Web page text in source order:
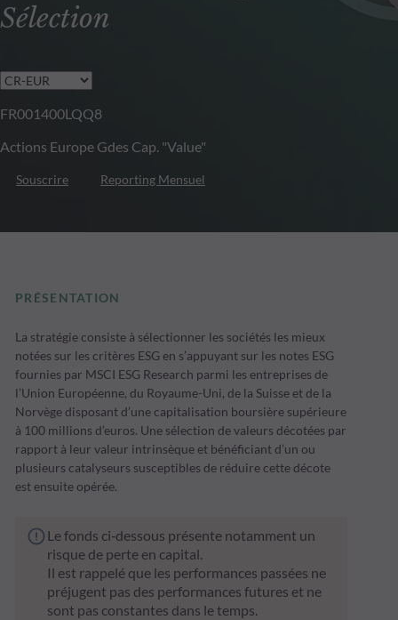
Sélection
FR001400LQQ8
Actions Europe Gdes Cap. "Value"
Souscrire Reporting Mensuel
PRÉSENTATION
La stratégie consiste à sélectionner les sociétés les mieux
notées sur les critères ESG en s’appuyant sur les notes ESG
fournies par MSCI ESG Research parmi les entreprises de
l’Union Européenne, du Royaume-Uni, de la Suisse et de la
Norvège disposant d’une capitalisation boursière supérieure
à 100 millions d’euros. Une sélection de valeurs décotées par
rapport à leur valeur intrinsèque et bénéficiant d’un ou
plusieurs catalyseurs susceptibles de réduire cette décote
est ensuite opérée.
Le fonds ci‑dessous présente notamment un
risque de perte en capital.
Il est rappelé que les performances passées ne
préjugent pas des performances futures et ne
sont pas constantes dans le temps.